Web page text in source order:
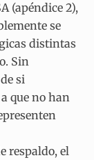
(apéndice 2),
se
distintas
Sin
si
que no han
respaldo, el